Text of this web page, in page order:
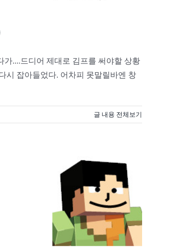
....드디어 제대로 김프를 써야할 상황
시 잡아들었다. 어차피 못말릴바엔 창
글 내용 전체보기